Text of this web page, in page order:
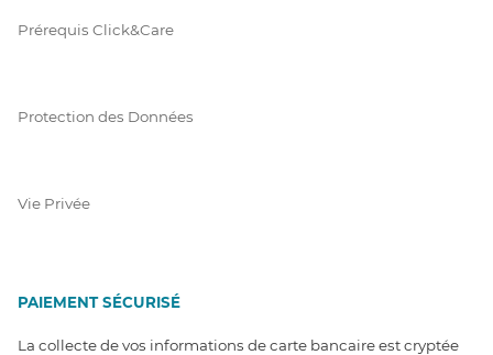
Prérequis Click&Care
Protection des Données
Vie Privée
PAIEMENT SÉCURISÉ
La collecte de vos informations de carte bancaire est cryptée